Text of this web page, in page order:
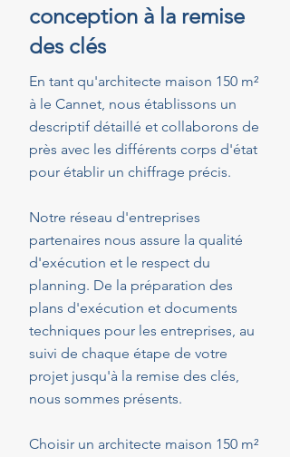
conception à la remise
des clés
En tant qu'architecte maison 150 m²
à le Cannet, nous établissons un
descriptif détaillé et collaborons de
près avec les différents corps d'état
pour établir un chiffrage précis.
Notre réseau d'entreprises
partenaires nous assure la qualité
d'exécution et le respect du
planning. De la préparation des
plans d'exécution et documents
techniques pour les entreprises, au
suivi de chaque étape de votre
projet jusqu'à la remise des clés,
nous sommes présents.
Choisir un architecte maison 150 m²